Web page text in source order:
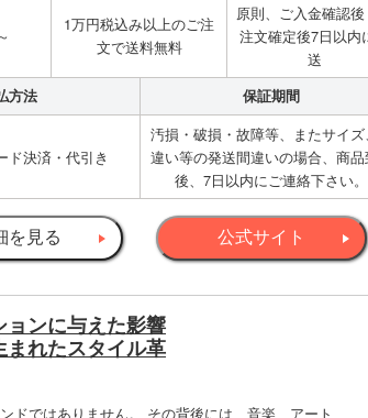
1万円税込み以上のご注
文で送料無料
原則、ご入金確認
注文確定後7日以内
送
方法 保証期間
ド決済・代引き
汚損・破損・故障等、またサイ
違い等の発送間違いの場合、商
後、7日以内にご連絡下さい。
を見る 公式サイト
ンに与えた影響
まれたスタイル革
ではありません。 その背後には、音楽、アート、